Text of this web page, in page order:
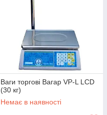
Ваги торгові Вагар VP-L LCD
(30 кг)
Немає в наявності